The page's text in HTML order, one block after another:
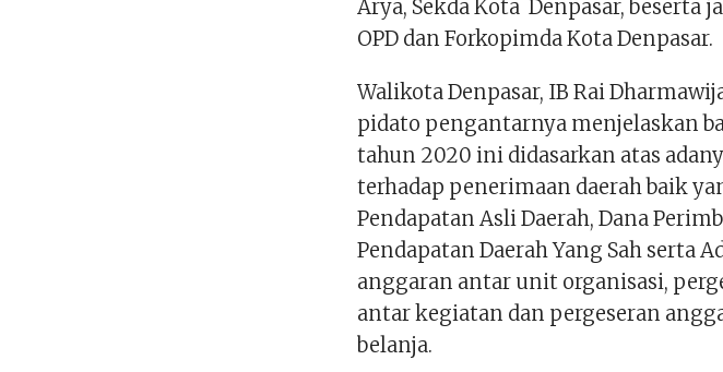
Arya, Sekda Kota Denpasar, beserta
OPD dan Forkopimda Kota Denpasar.
Walikota Denpasar, IB Rai
pidato pengantarnya menjelaskan
tahun 2020 ini didasarkan atas
terhadap penerimaan daerah baik
Pendapatan Asli Daerah, Dana
Pendapatan Daerah Yang Sah serta
anggaran antar unit organisasi,
antar kegiatan dan pergeseran
belanja.